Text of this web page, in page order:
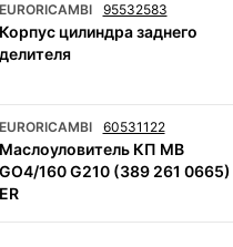
EURORICAMBI 95532583
Корпус цилиндра заднего
делителя
EURORICAMBI 60531122
Маслоуловитель КП MB
GO4/160 G210 (389 261 0665)
ER